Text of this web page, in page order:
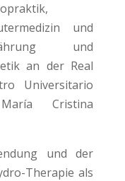
und
und
an der Real
Universitario
Cristina
und der
Therapie als